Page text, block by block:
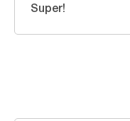
Super!